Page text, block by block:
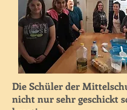
Die Schüler der
nicht nur sehr geschickt